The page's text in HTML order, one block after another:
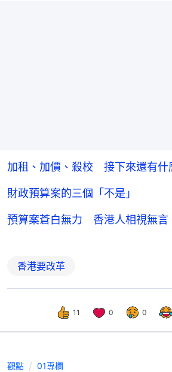
加租、加價、殺校 接下來還有什
財政預算案的三個「不是」
預算案蒼白無力 香港人相視無言
香港要改革
11 0 0
觀點 01專欄